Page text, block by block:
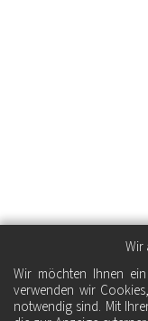
Wir
Wir möchten Ihnen ein
verwenden wir
notwendig sind. Mit